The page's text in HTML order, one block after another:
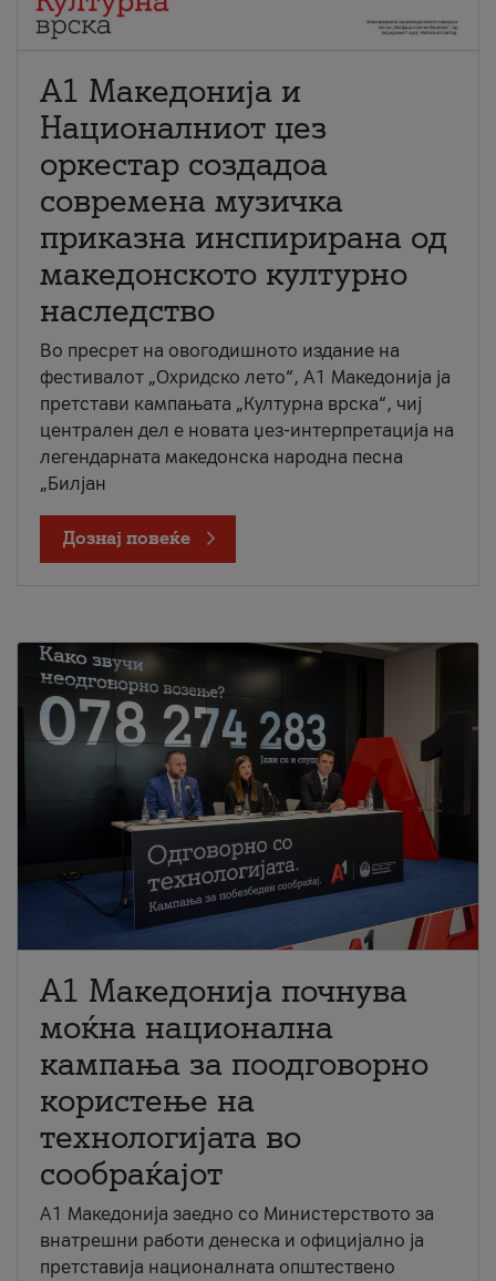
А1 Македонија и
Националниот џез
оркестар создадоа
современа музичка
приказна инспирирана од
македонското културно
наследство
Во пресрет на овогодишното издание на
фестивалот „Охридско лето“, А1 Македонија ја
претстави кампањата „Културна врска“, чиј
централен дел е новата џез-интерпретација на
легендарната македонска народна песна
„Билјан
Дознај повеќе
A1 Македонија почнува
моќна национална
кампања за поодговорно
користење на
технологијата во
сообраќајот
A1 Македонија заедно со Министерството за
внатрешни работи денеска и официјално ја
претставија националната општествено